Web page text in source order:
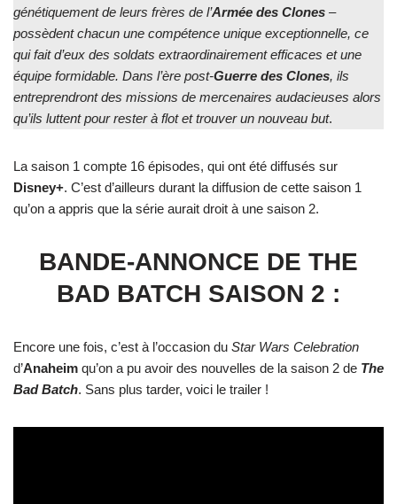
génétiquement de leurs frères de l’Armée des Clones –
possèdent chacun une compétence unique exceptionnelle, ce
qui fait d’eux des soldats extraordinairement efficaces et une
équipe formidable. Dans l’ère post-Guerre des Clones, ils
entreprendront des missions de mercenaires audacieuses alors
qu’ils luttent pour rester à flot et trouver un nouveau but.
La saison 1 compte 16 épisodes, qui ont été diffusés sur
Disney+. C’est d’ailleurs durant la diffusion de cette saison 1
qu’on a appris que la série aurait droit à une saison 2.
BANDE-ANNONCE DE THE
BAD BATCH SAISON 2 :
Encore une fois, c’est à l’occasion du Star Wars Celebration
d’Anaheim qu’on a pu avoir des nouvelles de la saison 2 de The
Bad Batch. Sans plus tarder, voici le trailer !